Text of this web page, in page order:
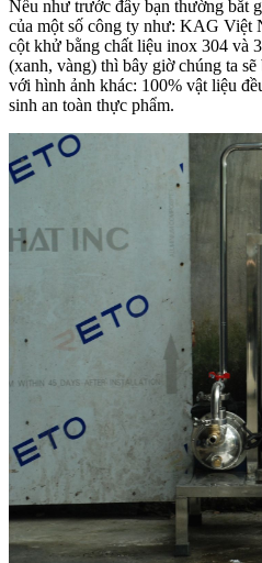
Nếu như trước đây bạn thường bắt
của một số công ty như: KAG Việt
cột khử bằng chất liệu inox 304 và
(xanh, vàng) thì bây giờ chúng ta
với hình ảnh khác: 100% vật liệu
sinh an toàn thực phẩm.